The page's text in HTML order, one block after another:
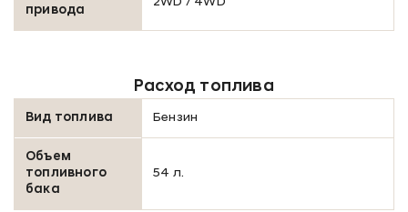
привода
Расход топлива
Вид топлива Бензин
Объем
топливного
бака
54 л.
Ваше имя *
Номер телефона *
Согласие на сбор и обработку данных